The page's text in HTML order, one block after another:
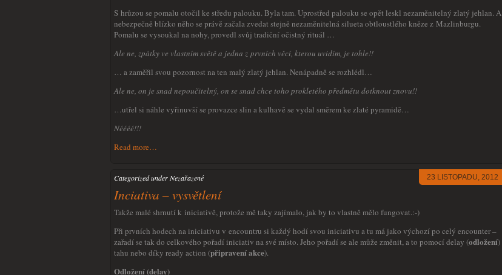
S hrůzou se pomalu otočil ke středu palouku. Byla tam. Uprostřed palouku se opět leskl nezaměnitelný zlatý jehlan. A
nebezpečně blízko něho se právě začala zvedat stejně nezaměnitelná silueta obtloustlého kněze z Mazlinburgu.
Pomalu se vysoukal na nohy, provedl svůj tradiční očistný rituál …
Ale ne, zpátky ve vlastním světě a jedna z prvních věcí, kterou uvidím, je tohle!!
… a zaměřil svou pozornost na ten malý zlatý jehlan. Nenápadně se rozhlédl…
Ale ne, on je snad nepoučitelný, on se snad chce toho prokletého předmětu dotknout znovu!!
…utřel si náhle vyřinuvší se provazce slin a kulhavě se vydal směrem ke zlaté pyramidě…
Néééé!!!
Read more…
23 LISTOPADU, 2012
Categorized under Nezařazené
Inciativa – vysvětlení
Takže malé shrnutí k iniciativě, protože mě taky zajímalo, jak by to vlastně mělo fungovat.:-)
Při prvních hodech na iniciativu v encountru si každý hodí svou iniciativu a tu má jako výchozí po celý encounter –
zařadí se tak do celkového pořadí iniciativ na své místo. Jeho pořadí se ale může změnit, a to pomocí delay (odložení)
tahu nebo díky ready action (připravení akce).
Odložení (delay)